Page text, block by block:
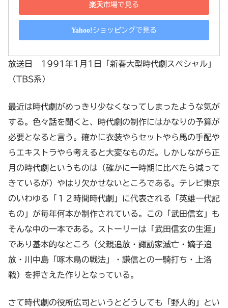
楽天市場で見る
Yahoo!ショッピングで見る
放送日 1991年1月1日「新春大型時代劇スペシャル」
（TBS系）
最近は時代劇がめっきり少なくなってしまったような気が
する。色々話を聞くと、時代劇の制作にはかなりの予算が
必要となると言う。確かに衣装やらセットやら馬の手配や
らエキストラやら考えると大変なものだ。しかしながら正
月の時代劇というものは（確かに一時期に比べたら減って
きているが）やはり欠かせないところである。テレビ東京
のいわゆる「１２時間時代劇」に代表される「英雄一代記
もの」が毎年何本か制作されている。この「武田信玄」も
そんな中の一本である。ストーリーは「武田信玄の生涯」
であり基本的なところ（父親追放・諏訪家滅亡・嫡子追
放・川中島「啄木鳥の戦法」・謙信との一騎打ち・上洛
戦）を押さえた作りとなっている。
さて時代劇の役所広司というとどうしても「野人的」とい